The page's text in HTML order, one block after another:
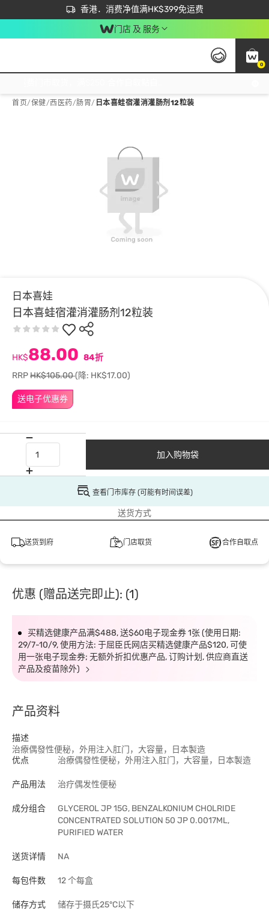
香港．消费净值满HK$399免运费
立即成为易赏钱会员尽享独家优惠
首次APP下单买满$450 输入 NEWAPP 即减$50
门店 及 服务
0
首页/保健/西医药/肠胃/ 日本喜蛙宿灌消灌肠剂12粒装
日本喜娃
日本喜蛙宿灌消灌肠剂12粒装
送电子优惠券
HK$88.00 84折
RRPHK$105.00(降: HK$17.00)
加入购物袋
查看门市库存 (可能有时间误差)
送货方式
送货到府 门店取货 合作自取点
优惠 (赠品送完即止): (1)
买精选健康产品满$488, 送$60电子现金券 1张 (使用日期:
29/7-10/9, 使用方法: 于屈臣氏网店买精选健康产品$120, 可使
用一张电子现金券; 无额外折扣优惠产品, 订购计划, 供应商直送
产品及疫苗除外)
产品资料
描述
治療偶發性便秘，外用注入肛门，大容量，日本製造
优点
治療偶發性便秘，外用注入肛门，大容量，日本製造
产品用法 治疗偶发性便秘
成分组合
GLYCEROL JP 15G, BENZALKONIUM CHOLRIDE
CONCENTRATED SOLUTION 50 JP 0.0017ML,
PURIFIED WATER
送货详情 NA
每包件数 12 个每盒
储存方式 储存于摄氏25°C以下